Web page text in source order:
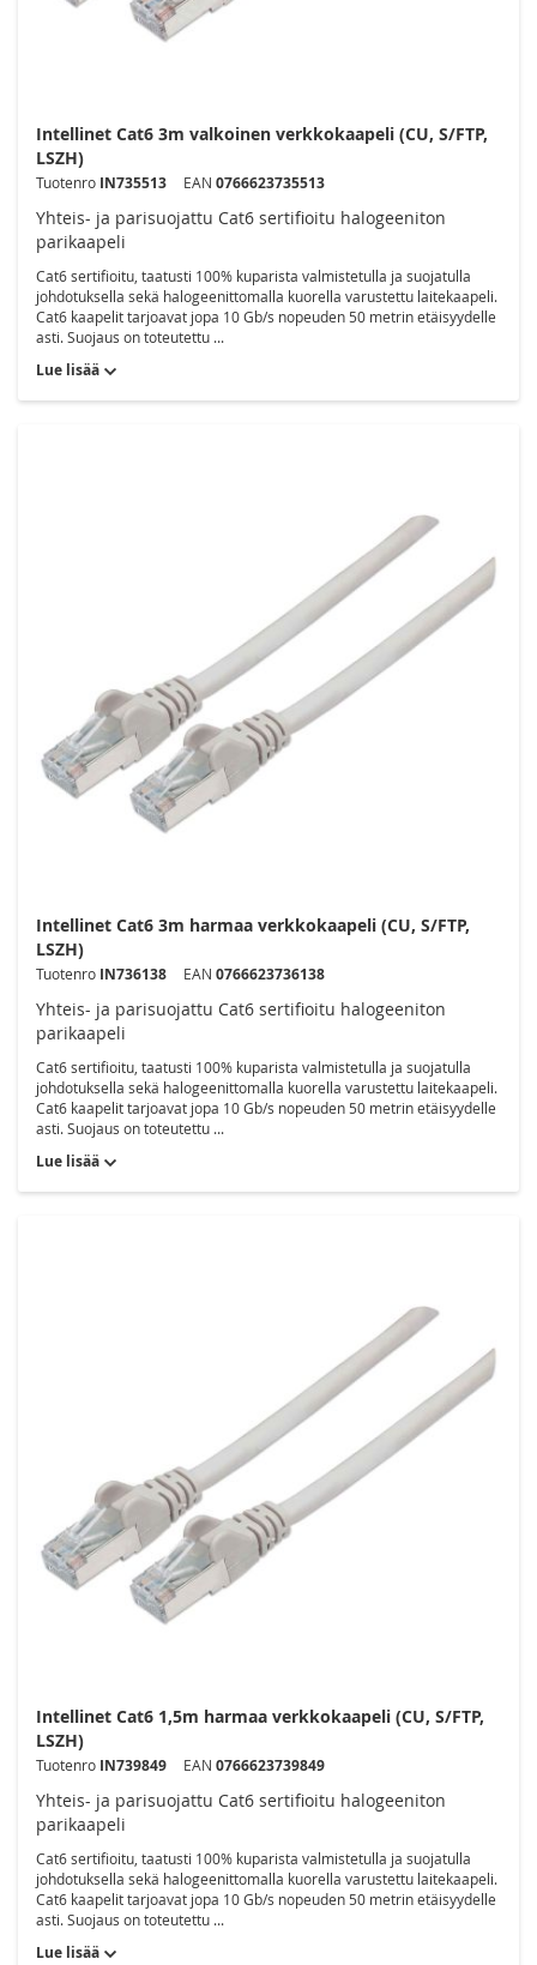
Intellinet Cat6 3m valkoinen verkkokaapeli (CU, S/FTP,
LSZH)
Tuotenro IN735513 EAN 0766623735513
Yhteis- ja parisuojattu Cat6 sertifioitu halogeeniton
parikaapeli
Cat6 sertifioitu, taatusti 100% kuparista valmistetulla ja suojatulla
johdotuksella sekä halogeenittomalla kuorella varustettu laitekaapeli.
Cat6 kaapelit tarjoavat jopa 10 Gb/s nopeuden 50 metrin etäisyydelle
asti. Suojaus on toteutettu ...
Lue lisää
Intellinet Cat6 3m harmaa verkkokaapeli (CU, S/FTP,
LSZH)
Tuotenro IN736138 EAN 0766623736138
Yhteis- ja parisuojattu Cat6 sertifioitu halogeeniton
parikaapeli
Cat6 sertifioitu, taatusti 100% kuparista valmistetulla ja suojatulla
johdotuksella sekä halogeenittomalla kuorella varustettu laitekaapeli.
Cat6 kaapelit tarjoavat jopa 10 Gb/s nopeuden 50 metrin etäisyydelle
asti. Suojaus on toteutettu ...
Lue lisää
Intellinet Cat6 1,5m harmaa verkkokaapeli (CU, S/FTP,
LSZH)
Tuotenro IN739849 EAN 0766623739849
Yhteis- ja parisuojattu Cat6 sertifioitu halogeeniton
parikaapeli
Cat6 sertifioitu, taatusti 100% kuparista valmistetulla ja suojatulla
johdotuksella sekä halogeenittomalla kuorella varustettu laitekaapeli.
Cat6 kaapelit tarjoavat jopa 10 Gb/s nopeuden 50 metrin etäisyydelle
asti. Suojaus on toteutettu ...
Lue lisää